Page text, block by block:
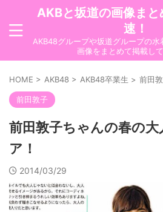
AKBと坂道の画像まと
速！
AKB48グループや坂道グループの水
画像をまとめて掲載し
HOME > AKB48 > AKB48卒業生 > 前田
前田敦子
前田敦子ちゃんの春の
ア！
2014/03/29